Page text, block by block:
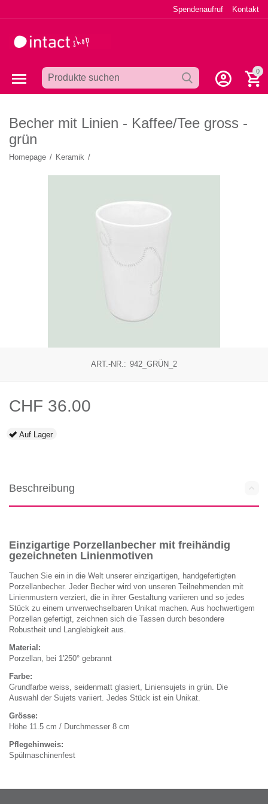
Spendenaufruf Kontakt
0
Becher mit Linien - Kaffee/Tee gross -
grün
Homepage / Keramik /
ART.-NR.: 942_GRÜN_2
CHF 36.00
Auf Lager
Beschreibung
Einzigartige Porzellanbecher mit freihändig
gezeichneten Linienmotiven
Tauchen Sie ein in die Welt unserer einzigartigen, handgefertigten
Porzellanbecher. Jeder Becher wird von unseren Teilnehmenden mit
Linienmustern verziert, die in ihrer Gestaltung variieren und so jedes
Stück zu einem unverwechselbaren Unikat machen. Aus hochwertigem
Porzellan gefertigt, zeichnen sich die Tassen durch besondere
Robustheit und Langlebigkeit aus.
Material:
Porzellan, bei 1'250° gebrannt
Farbe:
Grundfarbe weiss, seidenmatt glasiert, Liniensujets in grün. Die
Auswahl der Sujets variiert. Jedes Stück ist ein Unikat.
Grösse:
Höhe 11.5 cm / Durchmesser 8 cm
Pflegehinweis:
Spülmaschinenfest